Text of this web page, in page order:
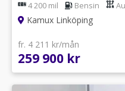
4 200 mil Bensin
Kamux Linköping
fr. 4 211 kr/mån
259 900 kr